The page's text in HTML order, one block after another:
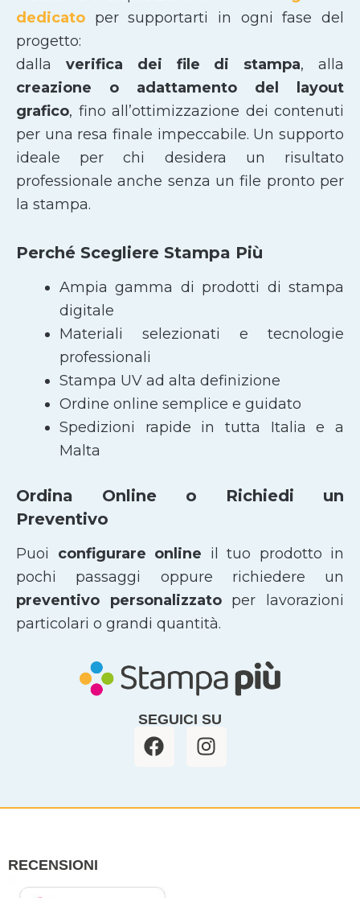
dedicato per supportarti in ogni fase del
progetto:
dalla verifica dei file di stampa, alla
creazione o adattamento del layout
grafico, fino all’ottimizzazione dei contenuti
per una resa finale impeccabile. Un supporto
ideale per chi desidera un risultato
professionale anche senza un file pronto per
la stampa.
Perché Scegliere Stampa Più
Ampia gamma di prodotti di stampa
digitale
Materiali selezionati e tecnologie
professionali
Stampa UV ad alta definizione
Ordine online semplice e guidato
Spedizioni rapide in tutta Italia e a
Malta
Ordina Online o Richiedi un
Preventivo
Puoi configurare online il tuo prodotto in
pochi passaggi oppure richiedere un
preventivo personalizzatoper lavorazioni
particolari o grandi quantità.
SEGUICI SU
F
a
b
I
n
a
RECENSIONI